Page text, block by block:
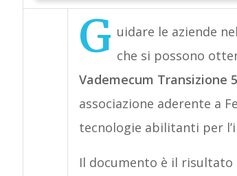
G uidare le aziende
che si possono
Vademecum Transizione
associazione aderente a
tecnologie abilitanti per
Il documento è il